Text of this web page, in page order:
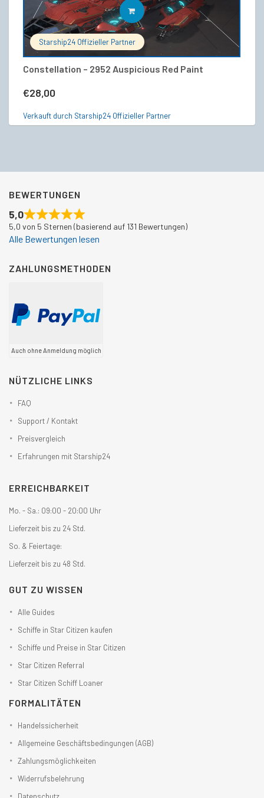
Starship24 Offizieller Partner
Constellation – 2952 Auspicious Red Paint
€28,00
IN DEN WARENKORB
Verkauft durch Starship24 Offizieller Partner
BEWERTUNGEN
5,0
5,0 von 5 Sternen (basierend auf 131 Bewertungen)
Alle Bewertungen lesen
ZAHLUNGSMETHODEN
Auch ohne Anmeldung möglich
NÜTZLICHE LINKS
FAQ
Support / Kontakt
Preisvergleich
Erfahrungen mit Starship24
ERREICHBARKEIT
Mo. - Sa.: 09:00 - 20:00 Uhr
Lieferzeit bis zu 24 Std.
So. & Feiertage:
Lieferzeit bis zu 48 Std.
GUT ZU WISSEN
Alle Guides
Schiffe in Star Citizen kaufen
Schiffe und Preise in Star Citizen
Star Citizen Referral
Star Citizen Schiff Loaner
FORMALITÄTEN
Handelssicherheit
Allgemeine Geschäftsbedingungen (AGB)
Zahlungsmöglichkeiten
Widerrufsbelehrung
Datenschutz